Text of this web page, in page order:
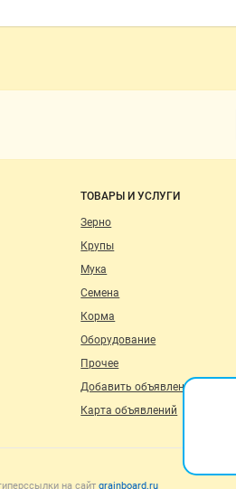
ТОВАРЫ И УСЛУГИ
Зерно
Крупы
Мука
Семена
Корма
Оборудование
Прочее
Добавить объявление
Карта объявлений
на сайт grainboard.ru